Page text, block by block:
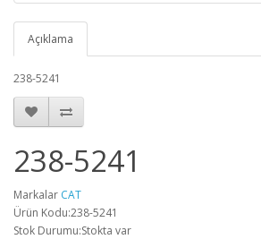
Açıklama
238-5241
238-5241
Markalar CAT
Ürün Kodu:238-5241
Stok Durumu:Stokta var